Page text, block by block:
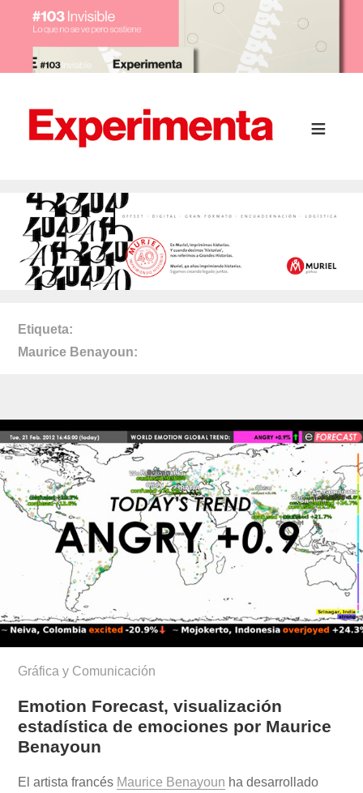
Etiqueta
Maurice Benayoun
Gráfica y Comunicación
Emotion Forecast, visualización
estadística de emociones por Maurice
Benayoun
El artista francés Maurice Benayoun ha desarrollado